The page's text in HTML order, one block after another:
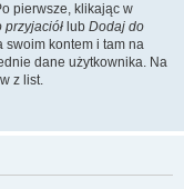
pierwsze, klikając w
przyjaciół lub Dodaj do
swoim kontem i tam na
dane użytkownika. Na
z list.